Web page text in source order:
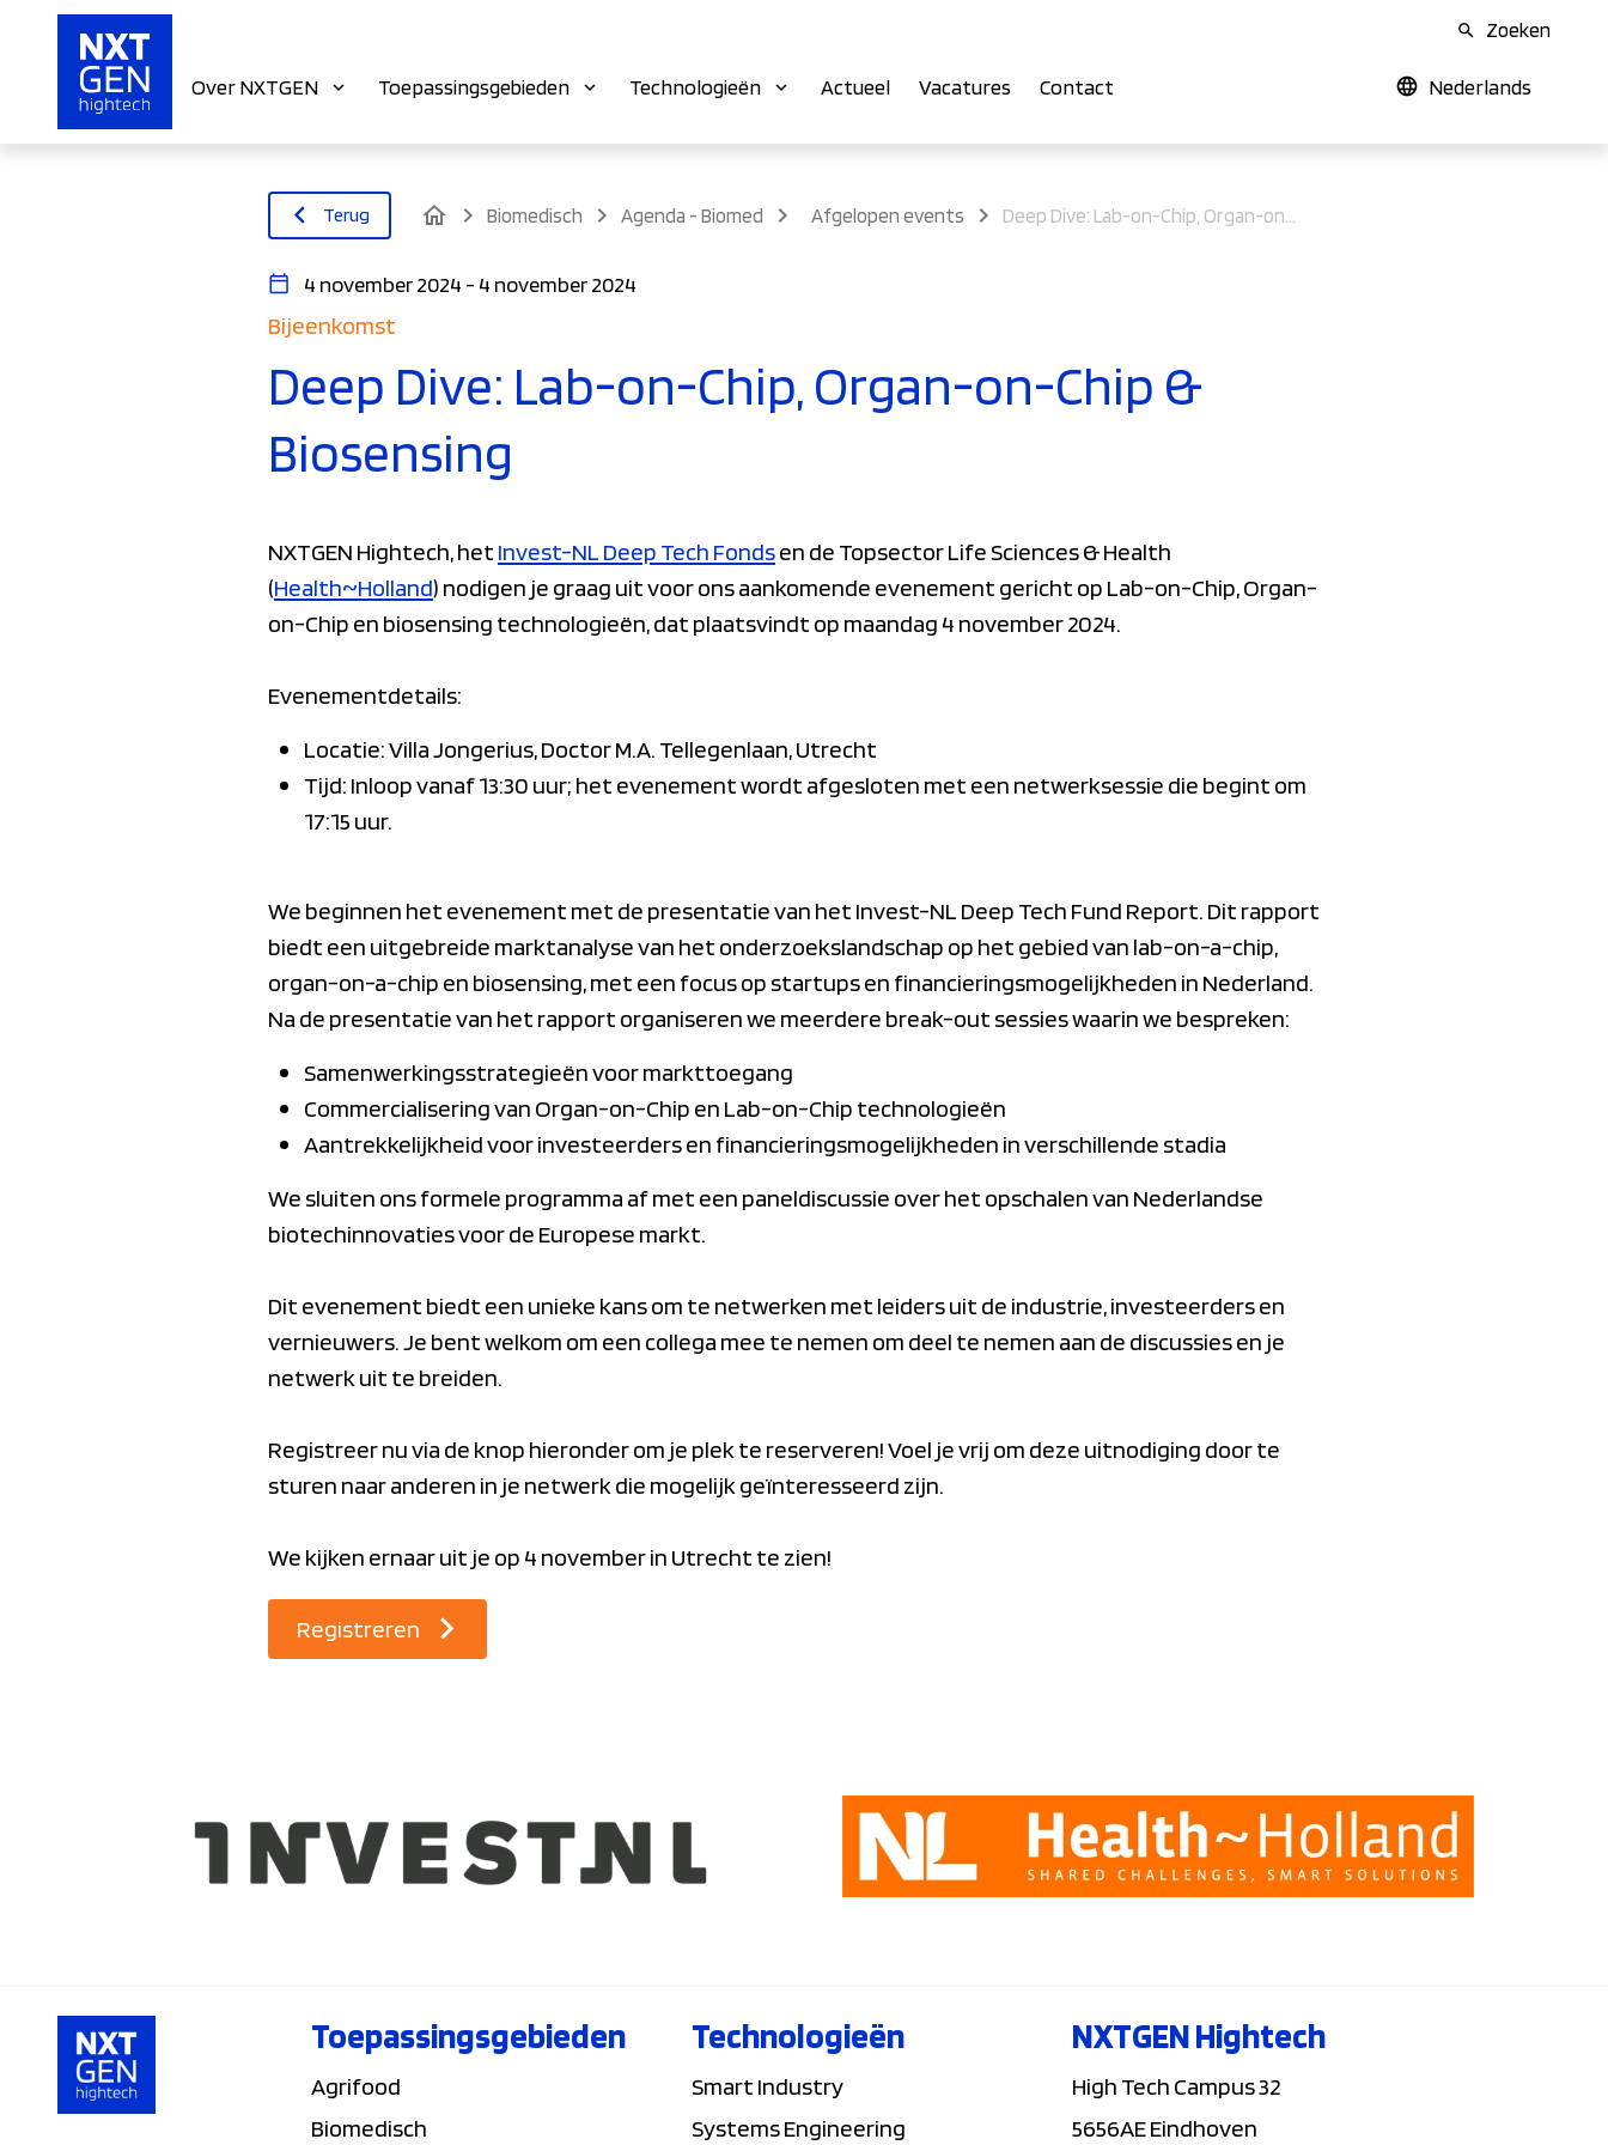
Zoeken
Over NXTGEN Toepassingsgebieden Technologieën Actueel Vacatures Contact Nederlands
Terug home Biomedisch Agenda - Biomed Afgelopen events
4 november 2024 - 4 november 2024
Bijeenkomst
Deep Dive: Lab-on-Chip, Organ-on-Chip &
Biosensing
NXTGEN Hightech, het Invest-NL Deep Tech Fondsen de Topsector Life Sciences & Health
(Health~Holland) nodigen je graag uit voor ons aankomende evenement gericht op Lab-on-Chip, Organ-
on-Chip en biosensing technologieën, dat plaatsvindt op maandag 4 november 2024.
Evenementdetails:
Locatie: Villa Jongerius, Doctor M.A. Tellegenlaan, Utrecht
Tijd: Inloop vanaf 13:30 uur; het evenement wordt afgesloten met een netwerksessie die begint om
17:15 uur.
We beginnen het evenement met de presentatie van het Invest-NL Deep Tech Fund Report. Dit rapport
biedt een uitgebreide marktanalyse van het onderzoekslandschap op het gebied van lab-on-a-chip,
organ-on-a-chip en biosensing, met een focus op startups en financieringsmogelijkheden in Nederland.
Na de presentatie van het rapport organiseren we meerdere break-out sessies waarin we bespreken:
Samenwerkingsstrategieën voor markttoegang
Commercialisering van Organ-on-Chip en Lab-on-Chip technologieën
Aantrekkelijkheid voor investeerders en financieringsmogelijkheden in verschillende stadia
We sluiten ons formele programma af met een paneldiscussie over het opschalen van Nederlandse
biotechinnovaties voor de Europese markt.
Dit evenement biedt een unieke kans om te netwerken met leiders uit de industrie, investeerders en
vernieuwers. Je bent welkom om een collega mee te nemen om deel te nemen aan de discussies en je
netwerk uit te breiden.
Registreer nu via de knop hieronder om je plek te reserveren! Voel je vrij om deze uitnodiging door te
sturen naar anderen in je netwerk die mogelijk geïnteresseerd zijn.
We kijken ernaar uit je op 4 november in Utrecht te zien!
Registreren
Toepassingsgebieden
Agrifood
Biomedisch
Technologieën
Smart Industry
Systems Engineering
NXTGEN Hightech
High Tech Campus 32
5656AE Eindhoven